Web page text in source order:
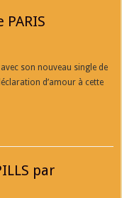
son nouveau single de
d’amour à cette
par